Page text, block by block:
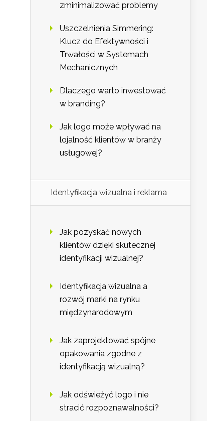
zminimalizować problemy
Uszczelnienia Simmering:
Klucz do Efektywności i
Trwałości w Systemach
Mechanicznych
Dlaczego warto inwestować
w branding?
Jak logo może wpływać na
lojalność klientów w branży
usługowej?
Identyfikacja wizualna i reklama
Jak pozyskać nowych
klientów dzięki skutecznej
identyfikacji wizualnej?
Identyfikacja wizualna a
rozwój marki na rynku
międzynarodowym
Jak zaprojektować spójne
opakowania zgodne z
identyfikacją wizualną?
Jak odświeżyć logo i nie
stracić rozpoznawalności?